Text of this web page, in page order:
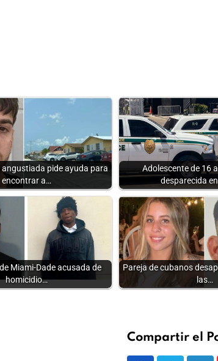
pide ayuda para
encontrar a…
Adolescente de 16
desparecida
Miami-Dade acusada de
homicidio…
Pareja de cubanos
las…
Compartir el